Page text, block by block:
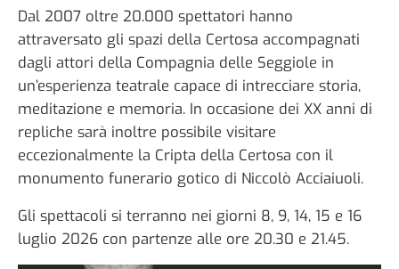
Dal 2007 oltre 20.000 spettatori hanno
attraversato gli spazi della Certosa accompagnati
dagli attori della Compagnia delle Seggiole in
un’esperienza teatrale capace di intrecciare storia,
meditazione e memoria. In occasione dei XX anni di
repliche sarà inoltre possibile visitare
eccezionalmente la Cripta della Certosa con il
monumento funerario gotico di Niccolò Acciaiuoli.
Gli spettacoli si terranno nei giorni 8, 9, 14, 15 e 16
luglio 2026 con partenze alle ore 20.30 e 21.45.